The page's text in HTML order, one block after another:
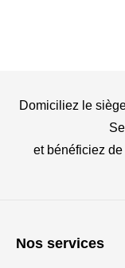
Domiciliez le
et bénéficiez
Nos services